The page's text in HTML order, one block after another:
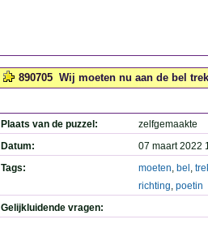
890705 Wij moeten nu aan de bel
Plaats van de puzzel:
zelfgemaakte
Datum:
07 maart 2022
Tags:
moeten, bel ,
richting, poetin
Gelijkluidende vragen: